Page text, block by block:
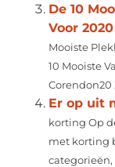
De 10
Voor
Mooiste
10 Mooiste
Corendon20
Er op uit
korting Op
met korting
categorieën,